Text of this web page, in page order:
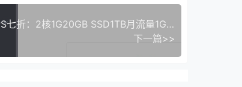
V.PS中国香港VPS七折：2核1G20GB SSD1TB月流量1Gbps带宽4.17美元月
下一篇>>